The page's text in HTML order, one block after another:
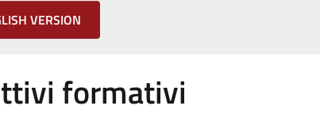
VERSION
formativi